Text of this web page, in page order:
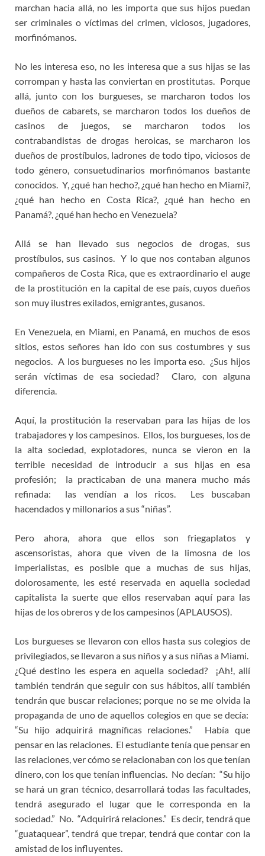
marchan hacia allá, no les importa que sus hijos puedan
ser criminales o víctimas del crimen, viciosos, jugadores,
morfinómanos.
No les interesa eso, no les interesa que a sus hijas se las
corrompan y hasta las conviertan en prostitutas. Porque
allá, junto con los burgueses, se marcharon todos los
dueños de cabarets, se marcharon todos los dueños de
casinos de juegos, se marcharon todos los
contrabandistas de drogas heroicas, se marcharon los
dueños de prostíbulos, ladrones de todo tipo, viciosos de
todo género, consuetudinarios morfinómanos bastante
conocidos. Y, ¿qué han hecho?, ¿qué han hecho en Miami?,
¿qué han hecho en Costa Rica?, ¿qué han hecho en
Panamá?, ¿qué han hecho en Venezuela?
Allá se han llevado sus negocios de drogas, sus
prostíbulos, sus casinos. Y lo que nos contaban algunos
compañeros de Costa Rica, que es extraordinario el auge
de la prostitución en la capital de ese país, cuyos dueños
son muy ilustres exilados, emigrantes, gusanos.
En Venezuela, en Miami, en Panamá, en muchos de esos
sitios, estos señores han ido con sus costumbres y sus
negocios. A los burgueses no les importa eso. ¿Sus hijos
serán víctimas de esa sociedad? Claro, con alguna
diferencia.
Aquí, la prostitución la reservaban para las hijas de los
trabajadores y los campesinos. Ellos, los burgueses, los de
la alta sociedad, explotadores, nunca se vieron en la
terrible necesidad de introducir a sus hijas en esa
profesión; la practicaban de una manera mucho más
refinada: las vendían a los ricos. Les buscaban
hacendados y millonarios a sus “niñas”.
Pero ahora, ahora que ellos son friegaplatos y
ascensoristas, ahora que viven de la limosna de los
imperialistas, es posible que a muchas de sus hijas,
dolorosamente, les esté reservada en aquella sociedad
capitalista la suerte que ellos reservaban aquí para las
hijas de los obreros y de los campesinos (APLAUSOS).
Los burgueses se llevaron con ellos hasta sus colegios de
privilegiados, se llevaron a sus niños y a sus niñas a Miami.
¿Qué destino les espera en aquella sociedad? ¡Ah!, allí
también tendrán que seguir con sus hábitos, allí también
tendrán que buscar relaciones; porque no se me olvida la
propaganda de uno de aquellos colegios en que se decía:
“Su hijo adquirirá magníficas relaciones.” Había que
pensar en las relaciones. El estudiante tenía que pensar en
las relaciones, ver cómo se relacionaban con los que tenían
dinero, con los que tenían influencias. No decían: “Su hijo
se hará un gran técnico, desarrollará todas las facultades,
tendrá asegurado el lugar que le corresponda en la
sociedad.” No. “Adquirirá relaciones.” Es decir, tendrá que
“guataquear”, tendrá que trepar, tendrá que contar con la
amistad de los influyentes.